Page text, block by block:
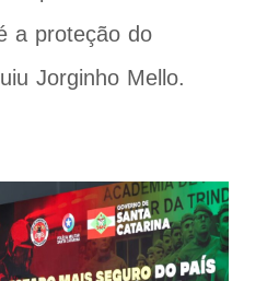
a proteção do
Jorginho Mello.